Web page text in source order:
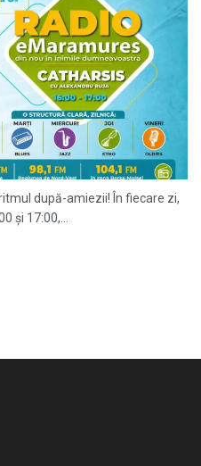
după-amiezii! În fiecare zi,
și 17:00,...